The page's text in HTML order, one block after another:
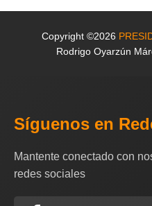
Copyright ©2026
Rodrigo Oyarzún
Síguenos en
Mantente conectado con
redes sociales